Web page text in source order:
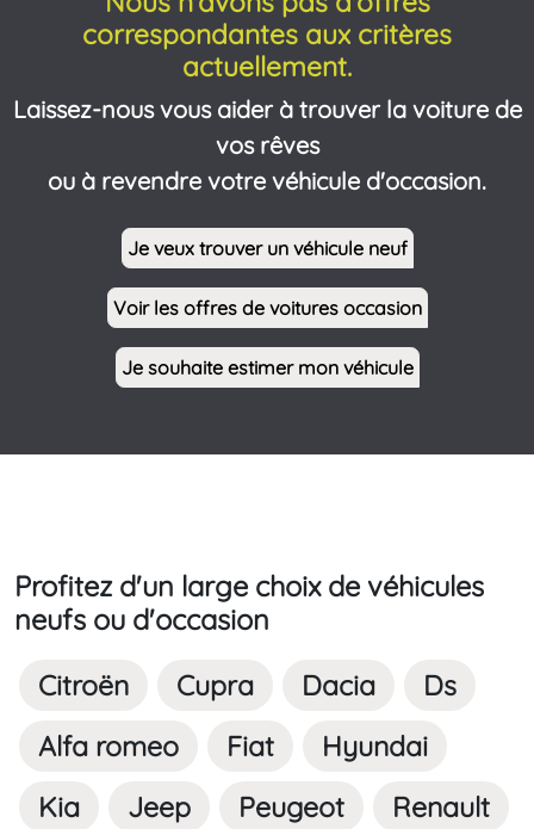
correspondantes aux critères
actuellement.
Laissez-nous vous aider à trouver la voiture de
vos rêves
ou à revendre votre véhicule d'occasion.
Je veux trouver un véhicule neuf
Voir les offres de voitures occasion
Je souhaite estimer mon véhicule
Profitez d'un large choix de véhicules
neufs ou d'occasion
Citroën Cupra Dacia
Ds
Alfa romeo
Fiat
Hyundai
Kia
Jeep Peugeot
Renault